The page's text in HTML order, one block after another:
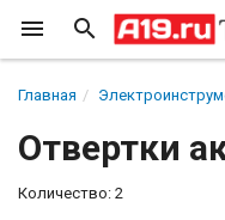
Главная
Отвертки
Количество: 2